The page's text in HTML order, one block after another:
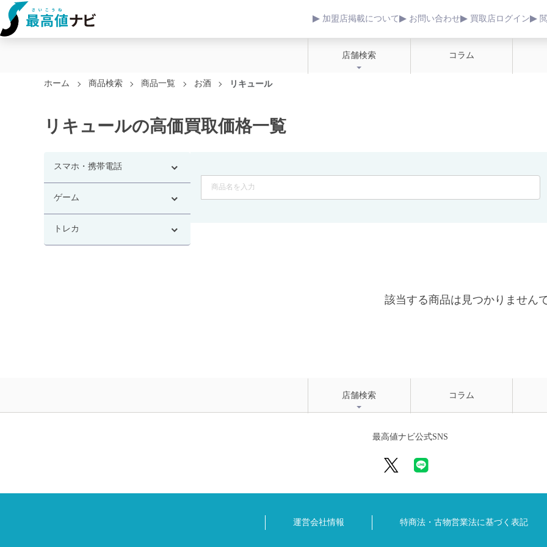
加盟店掲載について お問い合わせ 買取店ログイン
店舗検索 コラム
ホーム 商品検索 商品一覧 お酒 リキュール
リキュールの高価買取価格一覧
スマホ・携帯電話
ゲーム
トレカ
該当する商品は見つかりません
店舗検索 コラム
最高値ナビ公式SNS
運営会社情報 特商法・古物営業法に基づく表記